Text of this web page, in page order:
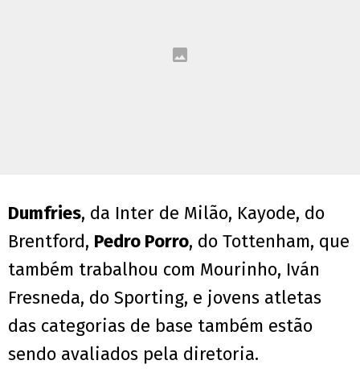
Dumfries, da Inter de Milão, Kayode, do
Brentford, Pedro Porro, do Tottenham, que
também trabalhou com Mourinho, Iván
Fresneda, do Sporting, e jovens atletas
das categorias de base também estão
sendo avaliados pela diretoria.